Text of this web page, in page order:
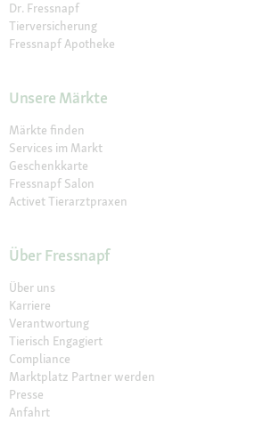
Dr. Fressnapf
Tierversicherung
Fressnapf Apotheke
Unsere Märkte
Märkte finden
Services im Markt
Geschenkkarte
Fressnapf Salon
Activet Tierarztpraxen
Über Fressnapf
Über uns
Karriere
Verantwortung
Tierisch Engagiert
Compliance
Marktplatz Partner werden
Presse
Anfahrt